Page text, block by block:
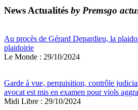
News Actualités by Premsgo
Au procès de Gérard Depardieu, la
plaidoirie
Le Monde : 29/10/2024
Garde à vue, perquisition, contrôle
avocat est mis en examen pour viols
Midi Libre : 29/10/2024